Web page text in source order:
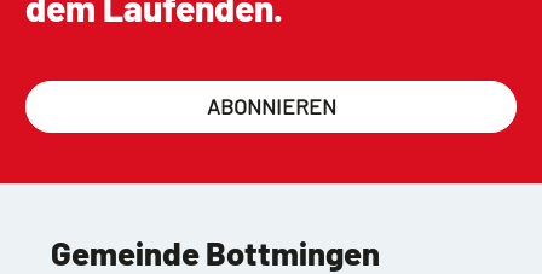
ABONNIEREN
Gemeinde Bottmingen